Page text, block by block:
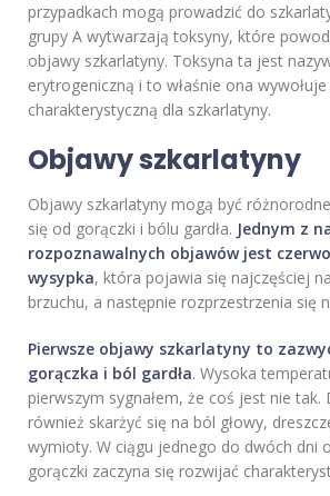
przypadkach mogą prowadzić do
grupy A wytwarzają toksyny, które
objawy szkarlatyny. Toksyna ta jest
erytrogeniczną i to właśnie ona
charakterystyczną dla szkarlatyny.
Objawy szkarlatyny
Objawy szkarlatyny mogą być
się od gorączki i bólu gardła. Jednym z
rozpoznawalnych objawów jest
wysypka, która pojawia się najczęściej
brzuchu, a następnie rozprzestrzenia się
Pierwsze objawy szkarlatyny to
gorączka i ból gardła. Wysoka
pierwszym sygnałem, że coś jest nie tak.
również skarżyć się na ból głowy,
wymioty. W ciągu jednego do dwóch dni
gorączki zaczyna się rozwijać